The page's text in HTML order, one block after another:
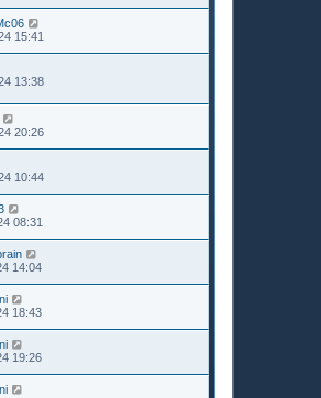
15:41
13:38
20:26
10:44
08:31
14:04
18:43
19:26